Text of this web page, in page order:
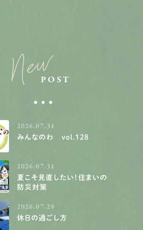
NewPOST
2026.07.31
みんなのわ vol.128
2026.07.31
夏こそ見直したい！住まいの
防災対策
2026.07.29
休日の過ごし方